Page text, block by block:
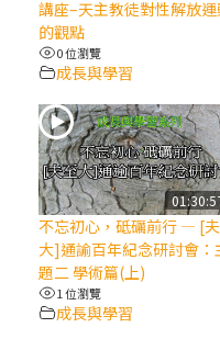
(7)黃敏
降生人間
(6)黃敏正
槽」═「謙
(5)黃敏正
傳」：講
(4)黃敏
「想看」
講座–天主教徒對性解放
的觀點
0 位瀏覽
成長與學習
不忘初心，砥礪前行 — [
大]通諭百年紀念研討會：
題二 學術篇(上)
1 位瀏覽
成長與學習